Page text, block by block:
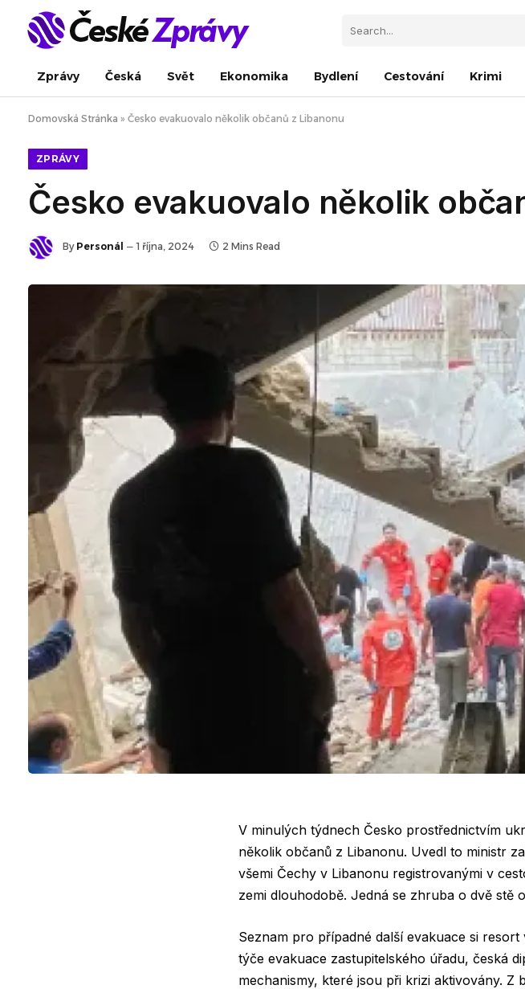
Zprávy Česká Svět Ekonomika Bydlení Cestování Krimi
Domovská Stránka » Česko evakuovalo několik občanů z Libanonu
ZPRÁVY
Česko evakuovalo několik
By Personál 1 října, 2024 2 Mins Read
V minulých týdnech Česko prostřednictvím
několik občanů z Libanonu. Uvedl to ministr
všemi Čechy v Libanonu registrovanými v
zemi dlouhodobě. Jedná se zhruba o dvě stě
Seznam pro případné další evakuace si
týče evakuace zastupitelského úřadu, česká
mechanismy, které jsou při krizi aktivovány.